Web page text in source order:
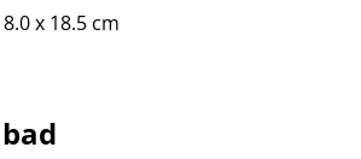
x 18.5 cm